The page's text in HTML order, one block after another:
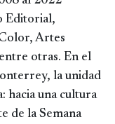
Editorial,
Artes
otras. En el
la unidad
hacia una cultura
de la Semana